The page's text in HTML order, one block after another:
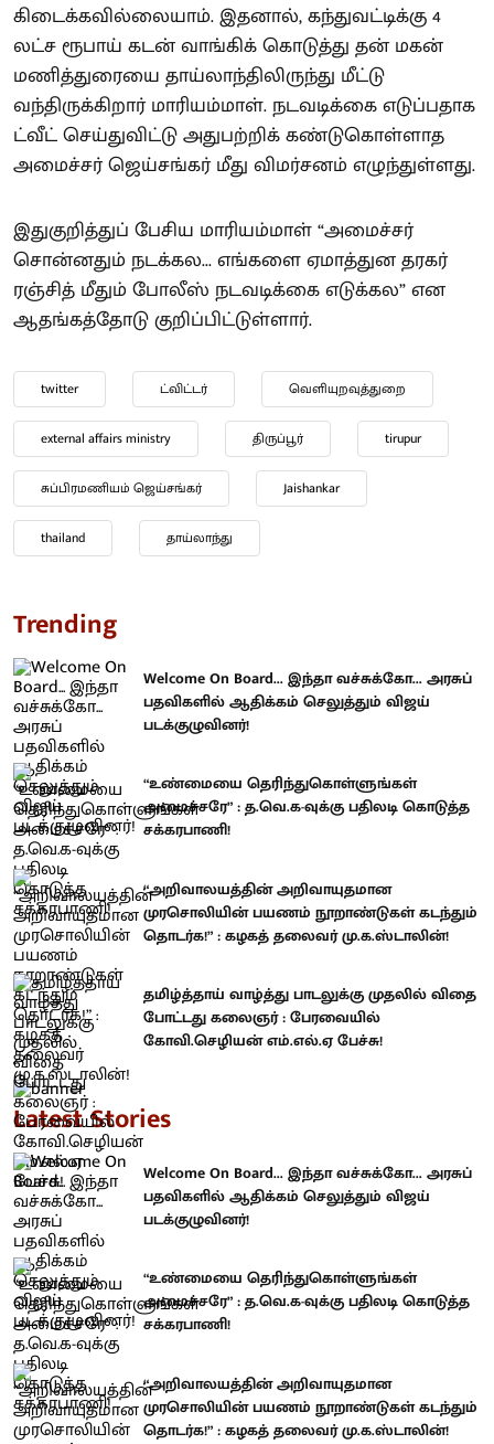
கிடைக்கவில்லையாம். இதனால், கந்துவட்டிக்கு 4
லட்ச ரூபாய் கடன் வாங்கிக் கொடுத்து தன் மகன்
மணித்துரையை தாய்லாந்திலிருந்து மீட்டு
வந்திருக்கிறார் மாரியம்மாள். நடவடிக்கை எடுப்பதாக
ட்வீட் செய்துவிட்டு அதுபற்றிக் கண்டுகொள்ளாத
அமைச்சர் ஜெய்சங்கர் மீது விமர்சனம் எழுந்துள்ளது.
இதுகுறித்துப் பேசிய மாரியம்மாள் “அமைச்சர்
சொன்னதும் நடக்கல... எங்களை ஏமாத்துன தரகர்
ரஞ்சித் மீதும் போலீஸ் நடவடிக்கை எடுக்கல” என
ஆதங்கத்தோடு குறிப்பிட்டுள்ளார்.
twitter ட்விட்டர் வெளியுறவுத்துறை
external affairs ministry திருப்பூர் tirupur
சுப்பிரமணியம் ஜெய்சங்கர் Jaishankar
thailand தாய்லாந்து
Trending
Welcome On Board... இந்தா வச்சுக்கோ... அரசுப்
பதவிகளில் ஆதிக்கம் செலுத்தும் விஜய்
படக்குழுவினர்!
“உண்மையை தெரிந்துகொள்ளுங்கள்
அமைச்சரே” : த.வெ.க-வுக்கு பதிலடி கொடுத்த
சக்கரபாணி!
“அறிவாலயத்தின் அறிவாயுதமான
முரசொலியின் பயணம் நூறாண்டுகள் கடந்தும்
தொடர்க!” : கழகத் தலைவர் மு.க.ஸ்டாலின்!
தமிழ்த்தாய் வாழ்த்து பாடலுக்கு முதலில் விதை
போட்டது கலைஞர் : பேரவையில்
கோவி.செழியன் எம்.எல்.ஏ பேச்சு!
Latest Stories
Welcome On Board... இந்தா வச்சுக்கோ... அரசுப்
பதவிகளில் ஆதிக்கம் செலுத்தும் விஜய்
படக்குழுவினர்!
“உண்மையை தெரிந்துகொள்ளுங்கள்
அமைச்சரே” : த.வெ.க-வுக்கு பதிலடி கொடுத்த
சக்கரபாணி!
“அறிவாலயத்தின் அறிவாயுதமான
முரசொலியின் பயணம் நூறாண்டுகள் கடந்தும்
தொடர்க!” : கழகத் தலைவர் மு.க.ஸ்டாலின்!